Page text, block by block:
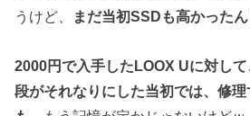
うけど、
まだ当初SSDも高かったん
2000円で入手したLOOX Uに対して
段がそれなりにした当初では、修